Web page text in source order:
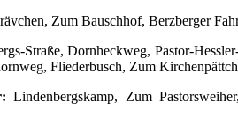
Zum Bauschhof, Berzberger
Straße, Dornheckweg, Pastor-
Fliederbusch, Zum
Lindenbergskamp, Zum